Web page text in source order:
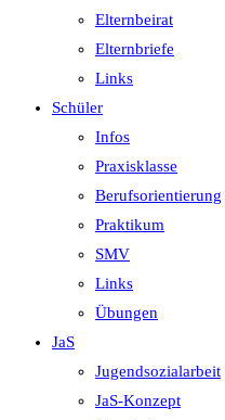
Elternbeirat
Elternbriefe
Links
Schüler
Infos
Praxisklasse
Berufsorientierung
Praktikum
SMV
Links
Übungen
JaS
Jugendsozialarbeit
JaS-Konzept